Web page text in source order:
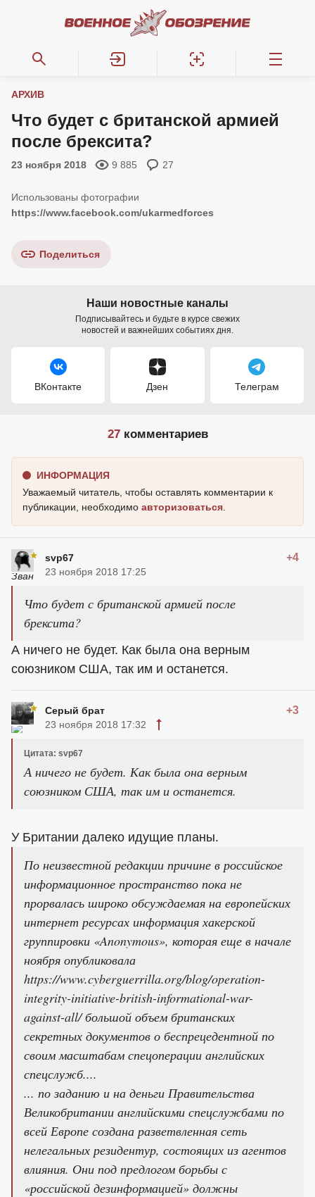
АРХИВ
Что будет с британской армией
после брексита?
23 ноября 2018 9 885 27
https://www.facebook.com/ukarmedforces
Поделиться
Наши новостные каналы
Подписывайтесь и будьте в курсе свежих
новостей и важнейших событиях дня.
ВКонтакте Дзен Телеграм
27комментариев
ИНФОРМАЦИЯ
Уважаемый читатель, чтобы оставлять комментарии к
публикации, необходимо авторизоваться
svp67 +4
23 ноября 2018 17:25
Что будет с британской армией после
брексита?
А ничего не будет. Как была она верным
союзником США, так им и останется.
Серый брат +3
23 ноября 2018 17:32
Цитата: svp67
А ничего не будет. Как была она верным
союзником США, так им и останется.
У Британии далеко идущие планы.
По неизвестной редакции причине в российское
информационное пространство пока не
прорвалась широко обсуждаемая на европейских
интернет ресурсах информация хакерской
группировки «Anonymous», которая еще в начале
ноября опубликовала
https://www.cyberguerrilla.org/blog/operation-
integrity-initiative-british-informational-war-
against-all/ большой объем британских
секретных документов о беспрецедентной по
своим масштабам спецоперации английских
спецслужб....
... по заданию и на деньги Правительства
Великобритании английскими спецслужбами по
всей Европе создана разветвленная сеть
нелегальных резидентур, состоящих из агентов
влияния. Они под предлогом борьбы с
«российской дезинформацией» должны